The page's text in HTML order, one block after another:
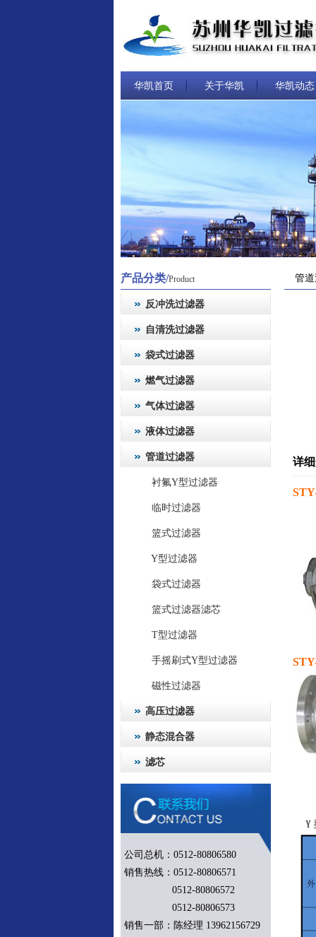
华凯首页 关于华凯 华凯动态
产品分类/Product
反冲洗过滤器
自清洗过滤器
袋式过滤器
燃气过滤器
气体过滤器
液体过滤器
管道过滤器
衬氟Y型过滤器
临时过滤器
篮式过滤器
Y型过滤器
袋式过滤器
篮式过滤器滤芯
T型过滤器
手摇刷式Y型过滤器
磁性过滤器
高压过滤器
静态混合器
滤芯
公司总机：0512-80806580
销售热线：0512-80806571
0512-80806572
0512-80806573
销售一部：陈经理 13962156729
管
详